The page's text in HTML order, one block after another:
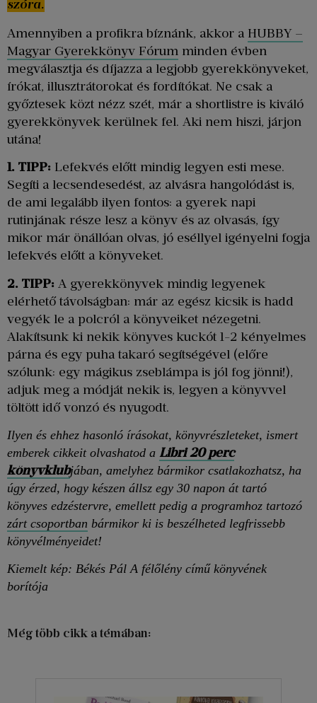
szóra.
Amennyiben a profikra bíznánk, akkor a HUBBY –
Magyar Gyerekkönyv Fórum minden évben
megválasztja és díjazza a legjobb gyerekkönyveket,
írókat, illusztrátorokat és fordítókat. Ne csak a
győztesek közt nézz szét, már a shortlistre is kiváló
gyerekkönyvek kerülnek fel. Aki nem hiszi, járjon
utána!
1. TIPP: Lefekvés előtt mindig legyen esti mese.
Segíti a lecsendesedést, az alvásra hangolódást is,
de ami legalább ilyen fontos: a gyerek napi
rutinjának része lesz a könyv és az olvasás, így
mikor már önállóan olvas, jó eséllyel igényelni fogja
lefekvés előtt a könyveket.
2. TIPP: A gyerekkönyvek mindig legyenek
elérhető távolságban: már az egész kicsik is hadd
vegyék le a polcról a könyveiket nézegetni.
Alakítsunk ki nekik könyves kuckót 1-2 kényelmes
párna és egy puha takaró segítségével (előre
szólunk: egy mágikus zseblámpa is jól fog jönni!),
adjuk meg a módját nekik is, legyen a könyvvel
töltött idő vonzó és nyugodt.
Ilyen és ehhez hasonló írásokat, könyvrészleteket, ismert
emberek cikkeit olvashatod a Libri 20 perc
könyvklubjában, amelyhez bármikor csatlakozhatsz, ha
úgy érzed, hogy készen állsz egy 30 napon át tartó
könyves edzéstervre, emellett pedig a programhoz tartozó
zárt csoportban bármikor ki is beszélheted legfrissebb
könyvélményeidet!
Kiemelt kép: Békés Pál A félőlény című könyvének
borítója
Még több cikk a témában: